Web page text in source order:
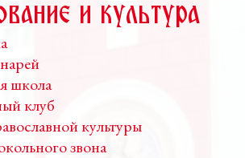
и культура
школа
клуб
культуры
звона